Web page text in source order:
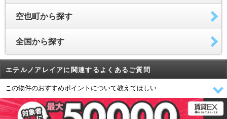
空也町から探す
全国から探す
エテルノアレイアに関連するよくあるご質問
この物件のおすすめポイントについて教えてほしい